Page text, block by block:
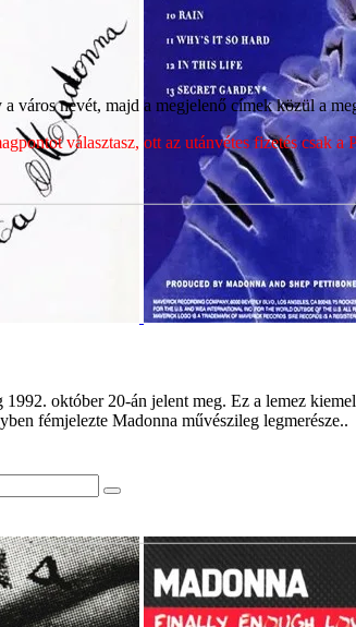
október 20-án jelent meg. Ez a lemez
fémjelezte Madonna művészileg legmerésze..
város nevét, majd a megjelenő címek közül a
választasz, ott az utánvétes fizetés csak a